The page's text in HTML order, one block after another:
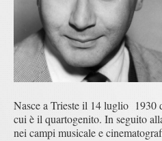
Nasce a Trieste il 14 luglio 1930
cui è il quartogenito. In seguito
nei campi musicale e